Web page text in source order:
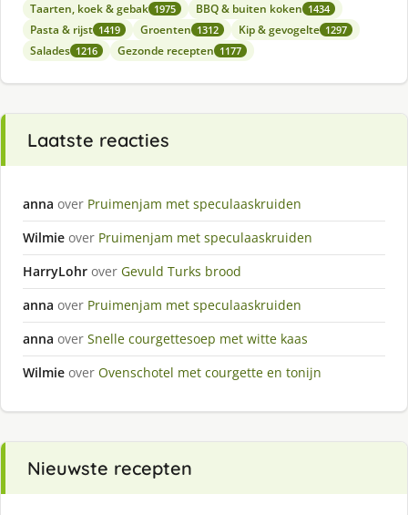
Taarten, koek & gebak 1975 BBQ & buiten koken 1434
Pasta & rijst 1419 Groenten 1312 Kip & gevogelte 1297
Salades 1216 Gezonde recepten 1177
Laatste reacties
anna over Pruimenjam met speculaaskruiden
Wilmie over Pruimenjam met speculaaskruiden
HarryLohr over Gevuld Turks brood
anna over Pruimenjam met speculaaskruiden
anna over Snelle courgettesoep met witte kaas
Wilmie over Ovenschotel met courgette en tonijn
Nieuwste recepten